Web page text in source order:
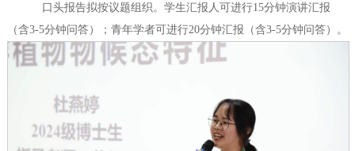
口头报告拟按议题组织。学生汇报人可进行15分钟演讲汇报
（含3-5分钟问答）；青年学者可进行20分钟汇报（含3-5分钟问答）。